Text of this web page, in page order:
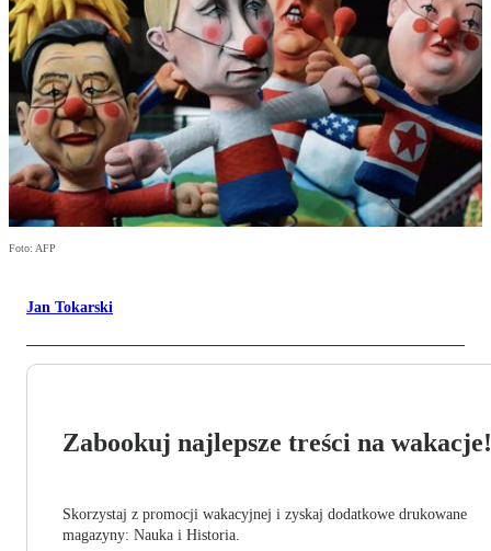
Foto: AFP
Jan Tokarski
Zabookuj najlepsze treści na wakacje!
Skorzystaj z promocji wakacyjnej i zyskaj dodatkowe drukowane
magazyny: Nauka i Historia.